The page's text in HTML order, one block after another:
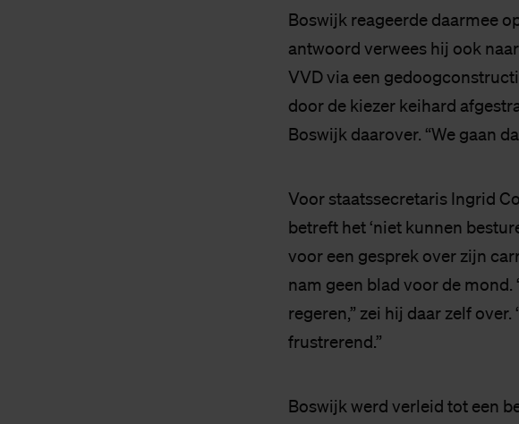
Boswijk reageerde daarmee
antwoord verwees hij ook
VVD via een
door de kiezer keihard
Boswijk daarover. “We gaan
Voor staatssecretaris Ingrid
betreft het ‘niet kunnen
voor een gesprek over zijn
nam geen blad voor de
regeren,” zei hij daar zelf
frustrerend.”
Boswijk werd verleid tot een